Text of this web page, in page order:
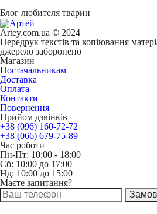
Блог любителя тварин
Artey.com.ua © 2024
Передрук текстів та копіювання
джерело заборонено
Магазин
Постачальникам
Доставка
Оплата
Контакти
Повернення
Прийом дзвінків
+38 (096) 160-72-72
+38 (066) 679-75-89
Час роботи
Пн-Пт: 10:00 - 18:00
Сб: 10:00 до 17:00
Нд: 10:00 до 15:00
Маєте запитання?